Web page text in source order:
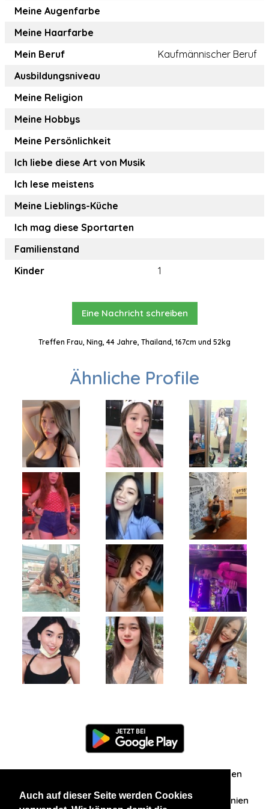
Auch auf dieser Seite werden Cookies
Meine Augenfarbe
Meine Haarfarbe
Mein Beruf
Kaufmännischer Beruf
Ausbildungsniveau
Meine Religion
Meine Hobbys
Meine Persönlichkeit
Ich liebe diese Art von Musik
Ich lese meistens
Meine Lieblings-Küche
Ich mag diese Sportarten
Familienstand
Kinder
1
Eine Nachricht schreiben
Treffen Frau, Ning, 44 Jahre, Thailand, 167cm und 52kg
Ähnliche Profile
Zuschriften/Erfahrungen
Datenschutzerklärung AGB Datenschutzrichtlinien